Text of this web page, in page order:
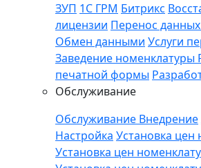
ЗУП 1C ГРМ Битрикс
лицензии Перенос данных
Обмен данными Услуги
Заведение номенклатуры
печатной формы
Обслуживание
Обслуживание Внедрение
Настройка Установка цен
Установка цен